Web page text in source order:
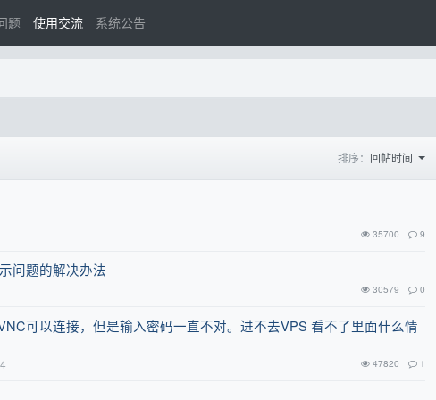
题 使用交流 系统公告
排序： 回帖时间
35700 9
问题的解决办法
30579 0
可以连接，但是输入密码一直不对。进不去VPS 看不了里面什么情
47820 1